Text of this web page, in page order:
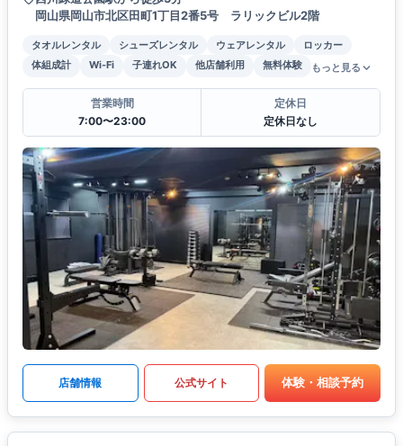
岡山県岡山市北区田町1丁目2番5号 ラリックビル2階
タオルレンタル シューズレンタル ウェアレンタル
ロッカー
体組成計
Wi-Fi 子連れOK 他店舗利用 無料体験 もっと見る
営業時間
7:00〜23:00
定休日
定休日なし
店舗情報 公式サイト 体験・相談予約